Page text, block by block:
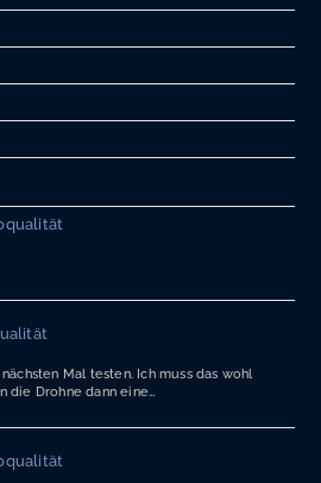
Mal testen. Ich muss das wohl
die Drohne dann eine…